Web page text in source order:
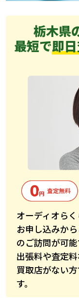
栃木県
最短で即
オーディオら
お申し込みか
のご訪問が可能
出張料や査定
買取店がない
す。